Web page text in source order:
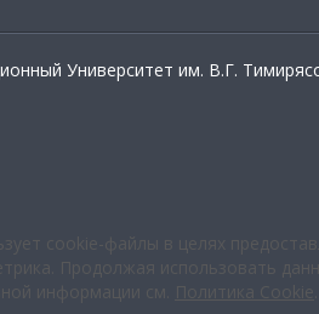
Университет им. В.Г.
cookie-файлы в целях
Продолжая использовать
информации см.
Политика Cookie